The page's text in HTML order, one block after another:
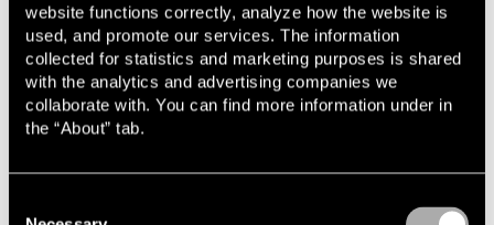
website functions correctly, analyze how the website is
used, and promote our services. The information
collected for statistics and marketing purposes is shared
with the analytics and advertising companies we
collaborate with. You can find more information under in
the “About” tab.
2026-07-13
Lindahl rådgivare till Bokusgruppen AB (publ)
vid förvärv av Pen Store Sthlm AB
2026-07-02